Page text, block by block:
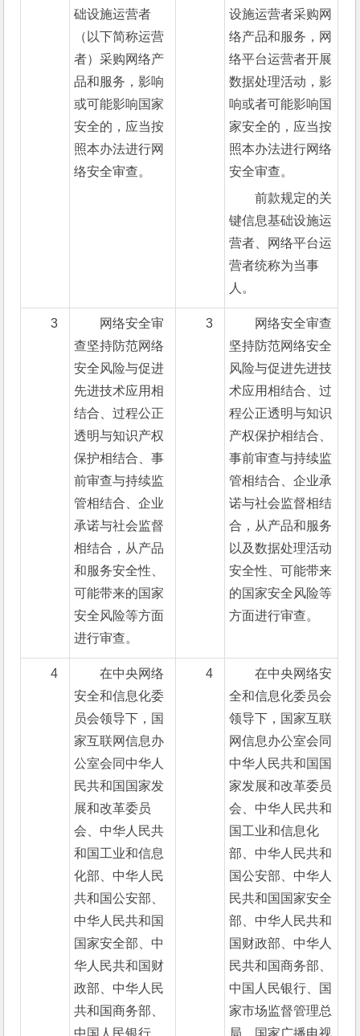
础设施运营者
（以下简称运营
者）采购网络产
品和服务，影响
或可能影响国家
安全的，应当按
照本办法进行网
络安全审查。
设施运营者采购网
络产品和服务，网
络平台运营者开展
数据处理活动，影
响或者可能影响国
家安全的，应当按
照本办法进行网络
安全审查。
前款规定的关
键信息基础设施运
营者、网络平台运
营者统称为当事
人。
3
网络安全审
查坚持防范网络
安全风险与促进
先进技术应用相
结合、过程公正
透明与知识产权
保护相结合、事
前审查与持续监
管相结合、企业
承诺与社会监督
相结合，从产品
和服务安全性、
可能带来的国家
安全风险等方面
进行审查。
3
网络安全审查
坚持防范网络安全
风险与促进先进技
术应用相结合、过
程公正透明与知识
产权保护相结合、
事前审查与持续监
管相结合、企业承
诺与社会监督相结
合，从产品和服务
以及数据处理活动
安全性、可能带来
的国家安全风险等
方面进行审查。
4
在中央网络
安全和信息化委
员会领导下，国
家互联网信息办
公室会同中华人
民共和国国家发
展和改革委员
会、中华人民共
和国工业和信息
化部、中华人民
共和国公安部、
中华人民共和国
国家安全部、中
华人民共和国财
政部、中华人民
共和国商务部、
中国人民银行、
4
在中央网络安
全和信息化委员会
领导下，国家互联
网信息办公室会同
中华人民共和国国
家发展和改革委员
会、中华人民共和
国工业和信息化
部、中华人民共和
国公安部、中华人
民共和国国家安全
部、中华人民共和
国财政部、中华人
民共和国商务部、
中国人民银行、国
家市场监督管理总
局、国家广播电视